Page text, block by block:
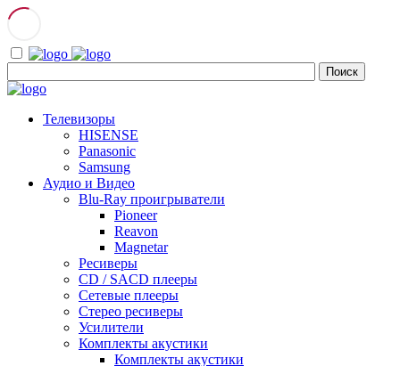
Телевизоры
HISENSE
Panasonic
Samsung
Аудио и Видео
Blu-Ray проигрыватели
Pioneer
Reavon
Magnetar
Ресиверы
CD / SACD плееры
Сетевые плееры
Стерео ресиверы
Усилители
Комплекты акустики
Комплекты акустики